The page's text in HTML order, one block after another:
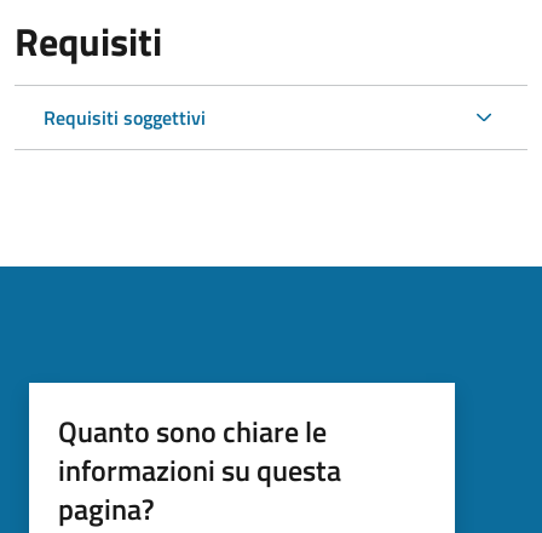
Requisiti
Requisiti soggettivi
Quanto sono chiare le
informazioni su questa
pagina?